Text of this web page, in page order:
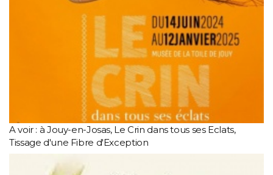
A voir : à Jouy-en-Josas, Le Crin dans tous ses Eclats,
Tissage d'une Fibre d'Exception